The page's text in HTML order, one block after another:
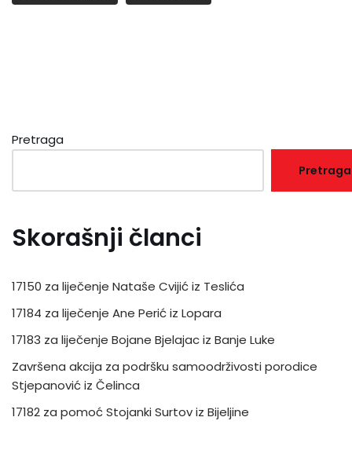
Pretraga
Pretraga
Skorašnji članci
17150 za liječenje Nataše Cvijić iz Teslića
17184 za liječenje Ane Perić iz Lopara
17183 za liječenje Bojane Bjelajac iz Banje Luke
Završena akcija za podršku samoodrživosti porodice
Stjepanović iz Čelinca
17182 za pomoć Stojanki Surtov iz Bijeljine